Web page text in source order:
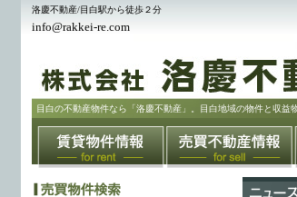
洛慶不動産/目白駅から徒歩２分
info@rakkei-re.com
目白の不動産物件なら「洛慶不動産」。目白地域の物件と収益